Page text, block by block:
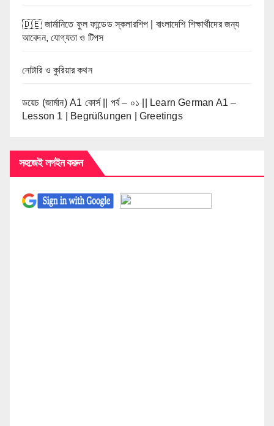
🇩🇪 জার্মানিতে ফুল ফান্ডেড স্কলারশিপ | বাংলাদেশি শিক্ষার্থীদের জন্য
আবেদন, যোগ্যতা ও টিপস
নোটারি ও কুরিয়ার কথন
ডয়েচ (জার্মান) A1 কোর্স || পর্ব – ০১ || Learn German A1 –
Lesson 1 | Begrüßungen | Greetings
সহজেই লগইন করুন